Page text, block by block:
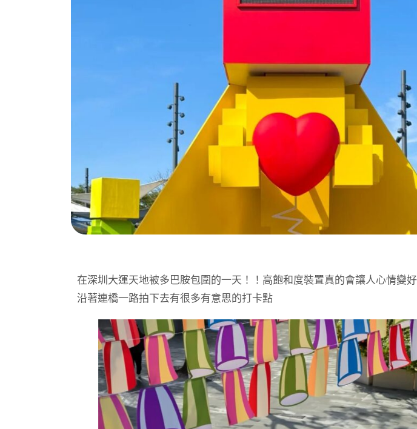
在深圳大運天地被多巴胺包圍的一天！！高飽和度裝置真的會讓人心情變好
沿著連橋一路拍下去有很多有意思的打卡點